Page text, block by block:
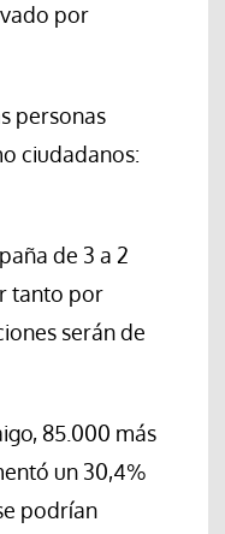
por
personas
ciudadanos:
de 3 a 2
tanto por
serán de
85.000 más
un 30,4%
podrían